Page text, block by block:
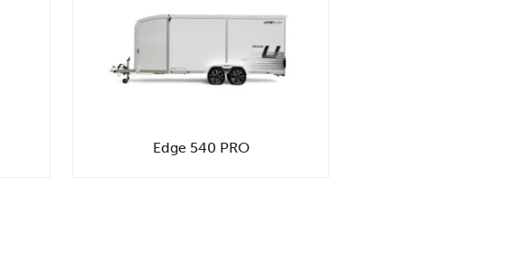
Edge 540 PRO